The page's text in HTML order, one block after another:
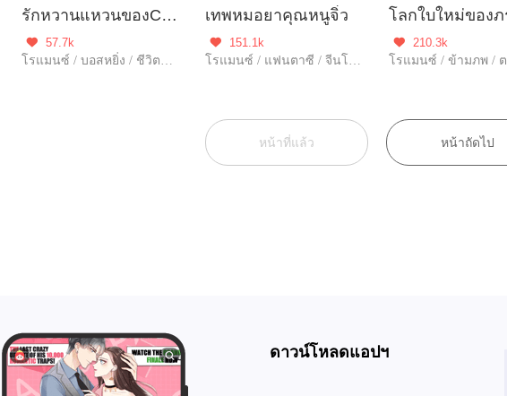
รักหวานแหวนของCEOมาดนิ่ง

57.7k
โรแมนซ์ / บอสหยิ่ง / ชีวิตในเมือง / ฮอต / รักเศร้า / หนีพร้อมลูก / ความรัก / รักคืนเดียว / รักเดียวใจเดียว / เอาแต่ใจ / อดทน / จบ
เทพหมอยาคุณหนูจิ่ว

151.1k
โรแมนซ์ / แฟนตาซี / จีนโบราณ / ข้ามภพ / ดราม่า / แก้แค้น / ฮอต / โลกลึกลับ / รักหวานฉ่ำ / บำเพ็ญพรต / กลยุทธ์ / พลังวิเศษ / รักเดียวใจเดียว / เข้มแข็ง / เกิดใหม่

210.3k
หน้าที่แล้ว หน้าถัดไป
ดาวน์โหลดแอปฯ